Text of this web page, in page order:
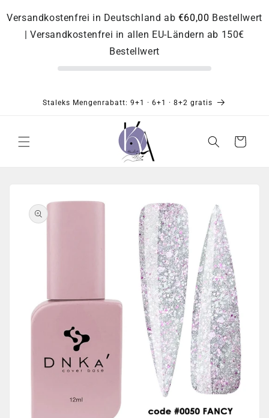
Versandkostenfrei in Deutschland ab €60,00 Bestellwert
| Versandkostenfrei in allen EU-Ländern ab 150€
Bestellwert
zum
Inhalt
Staleks Mengenrabatt: 9+1 · 6+1 · 8+2 gratis
Warenkorb